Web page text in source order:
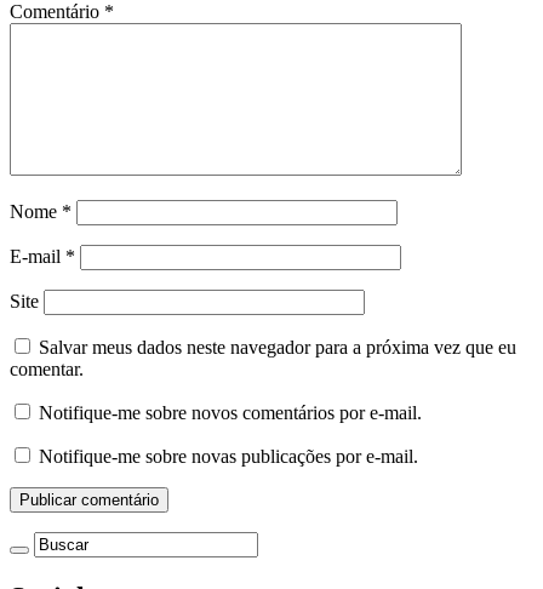
Comentário *
Nome *
E-mail *
Site
Salvar meus dados neste navegador para a próxima vez que eu
comentar.
Notifique-me sobre novos comentários por e-mail.
Notifique-me sobre novas publicações por e-mail.